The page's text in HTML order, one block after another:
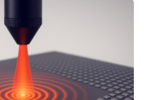
und insbesondere für
von Interesse ist. Über ihre
die Forschenden im Journal of
Society. —What for?
Strom leiten und Licht
sind für viele moderne